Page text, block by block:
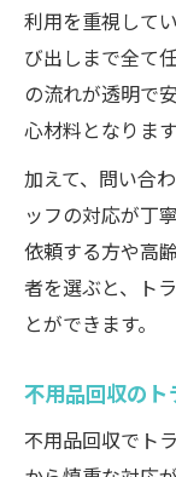
利用を重視して
び出しまで全て
の流れが透明で
心材料となります
加えて、問い合
ッフの対応が丁
依頼する方や高
者を選ぶと、ト
とができます。
不用品回収のト
不用品回収でト